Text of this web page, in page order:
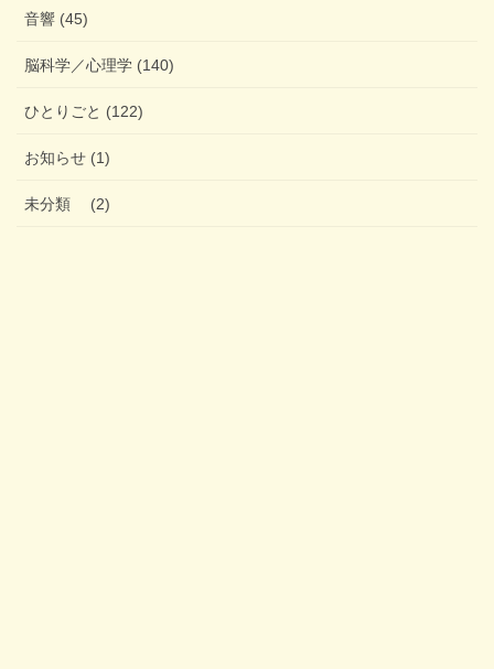
音響 (45)
脳科学／心理学 (140)
ひとりごと (122)
お知らせ (1)
未分類 (2)